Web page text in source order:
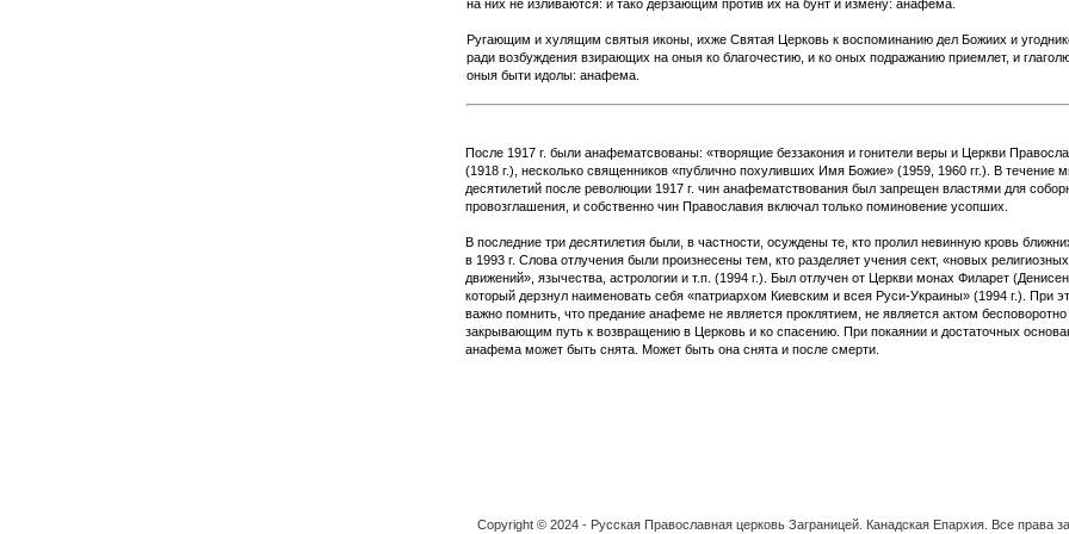
на них не изливаются: и тако дерзающим против их на бунт и измену: анафема.
Ругающим и хулящим святыя иконы, ихже Святая Церковь к воспоминанию дел Божиих и
ради возбуждения взирающих на оныя ко благочестию, и ко оных подражанию приемлет, и
оныя быти идолы: анафема.
После 1917 г. были анафематсвованы: «творящие беззакония и гонители веры и Церкви
(1918 г.), несколько священников «публично похуливших Имя Божие» (1959, 1960 гг.). В течение
десятилетий после революции 1917 г. чин анафематствования был запрещен властями для
провозглашения, и собственно чин Православия включал только поминовение усопших.
В последние три десятилетия были, в частности, осуждены те, кто пролил невинную кровь
в 1993 г. Слова отлучения были произнесены тем, кто разделяет учения сект, «новых религиозных
движений», язычества, астрологии и т.п. (1994 г.). Был отлучен от Церкви монах Филарет
который дерзнул наименовать себя «патриархом Киевским и всея Руси-Украины» (1994 г.). При
важно помнить, что предание анафеме не является проклятием, не является актом бесповоротно
закрывающим путь к возвращению в Церковь и ко спасению. При покаянии и достаточных
анафема может быть снята. Может быть она снята и после смерти.
Copyright © 2024 - Русская Православная церковь Заграницей. Канадская Eпархия. Все права